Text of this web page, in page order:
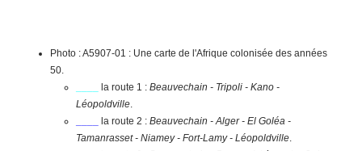
Photo : A5907-01 : Une carte de l'Afrique colonisée des années
50.
la route 1 : Beauvechain - Tripoli - Kano -
Léopoldville.
la route 2 : Beauvechain - Alger - El Goléa -
Tamanrasset - Niamey - Fort-Lamy - Léopoldville.